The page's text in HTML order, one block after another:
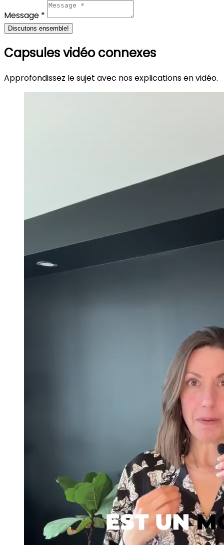
Message *
Discutons ensemble!
Capsules vidéo connexes
Approfondissez le sujet avec nos explications en vidéo.